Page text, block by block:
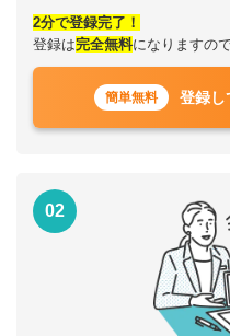
2分で登録完了！
登録は完全無料になりますの
簡単無料 登録し
02